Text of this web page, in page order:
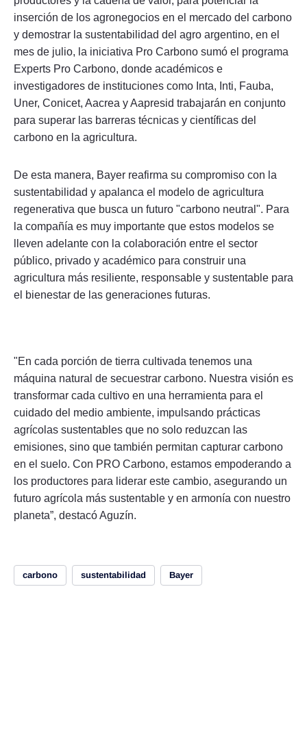
inserción de los agronegocios en el mercado del carbono
y demostrar la sustentabilidad del agro argentino, en el
mes de julio, la iniciativa Pro Carbono sumó el programa
Experts Pro Carbono, donde académicos e
investigadores de instituciones como Inta, Inti, Fauba,
Uner, Conicet, Aacrea y Aapresid trabajarán en conjunto
para superar las barreras técnicas y científicas del
carbono en la agricultura.
De esta manera, Bayer reafirma su compromiso con la
sustentabilidad y apalanca el modelo de agricultura
regenerativa que busca un futuro "carbono neutral". Para
la compañía es muy importante que estos modelos se
lleven adelante con la colaboración entre el sector
público, privado y académico para construir una
agricultura más resiliente, responsable y sustentable para
el bienestar de las generaciones futuras.
"En cada porción de tierra cultivada tenemos una
máquina natural de secuestrar carbono. Nuestra visión es
transformar cada cultivo en una herramienta para el
cuidado del medio ambiente, impulsando prácticas
agrícolas sustentables que no solo reduzcan las
emisiones, sino que también permitan capturar carbono
en el suelo. Con PRO Carbono, estamos empoderando a
los productores para liderar este cambio, asegurando un
futuro agrícola más sustentable y en armonía con nuestro
planeta”, destacó Aguzín.
carbono sustentabilidad Bayer